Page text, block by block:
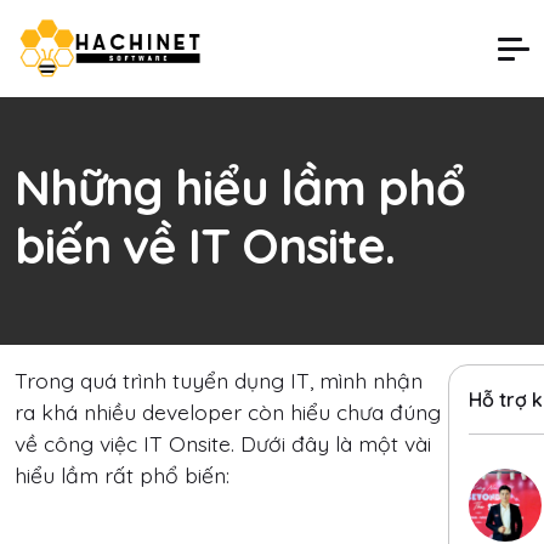
Những hiểu lầm phổ
biến về IT Onsite.
Trong quá trình tuyển dụng IT, mình nhận
ra khá nhiều developer còn hiểu chưa đúng
về công việc IT Onsite. Dưới đây là một vài
hiểu lầm rất phổ biến:
Hỗ trợ